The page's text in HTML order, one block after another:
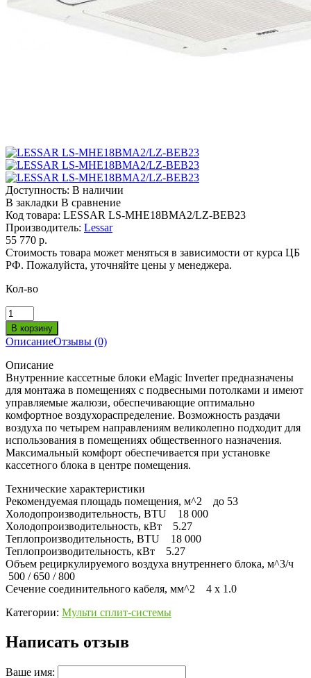
Доступность: В наличии
В закладки В сравнение
Код товара: LESSAR LS-МHE18BMA2/LZ-BEB23
Производитель: Lessar
55 770 р.
Стоимость товара может меняться в зависимости от курса ЦБ
РФ. Пожалуйста, уточняйте цены у менеджера.
Кол-во
ОписаниеОтзывы (0)
Описание
Внутренние кассетные блоки eMagic Inverter предназначены
для монтажа в помещениях с подвесными потолками и имеют
управляемые жалюзи, обеспечивающие оптимально
комфортное воздухораспределение. Возможность раздачи
воздуха по четырем направлениям великолепно подходит для
использования в помещениях общественного назначения.
Максимальный комфорт обеспечивается при установке
кассетного блока в центре помещения.
Технические характеристики
Рекомендуемая площадь помещения, м^2 до 53
Холодопроизводительность, BTU 18 000
Холодопроизводительность, кВт 5.27
Теплопроизводительность, BTU 18 000
Теплопроизводительность, кВт 5.27
Объем рециркулируемого воздуха внутреннего блока, м^3/ч
500 / 650 / 800
Сечение соединительного кабеля, мм^2 4 x 1.0
Категории: Мульти сплит-системы
Написать отзыв
Ваше имя: